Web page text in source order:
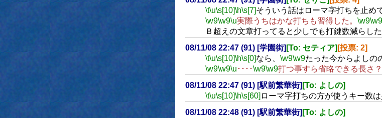
\t\u\s[10]\h\s[7]そういう話はローマ字打ちを止め
\w9\w9\u実際うちはかな打ちも習得した。 \w9\w9
Ｂ超えの文章打ってると少しでも打鍵数減らし
08/11/08 22:47 (91) [学園街] [To: セティア] [投票: 2]
\t\u\s[10]\h\s[0]なら、 \w9\w9たった今からよしの
\w9\w9\u ････\w9\w9打つ事すら省略できる長さ？
08/11/08 22:47 (91) [駅前繁華街] [To: よしの]
\t\u\s[10]\h\s[60] ローマ字打ちの方が使うキー数
08/11/08 22:48 (91) [駅前繁華街] [To: よしの]